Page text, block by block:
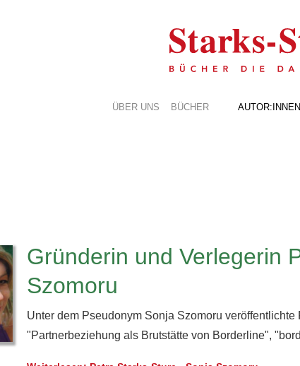
ÜBER UNS BÜCHER AUTOR:INNEN
Gründerin und Verlegerin
Szomoru
Unter dem Pseudonym Sonja Szomoru
"Partnerbeziehung als Brutstätte von Borderline",